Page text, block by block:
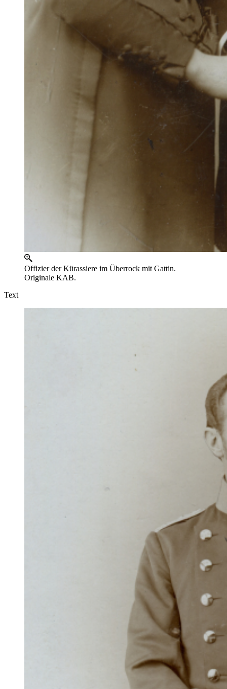
Offizier der Kürassiere im Überrock mit Gattin.
Originale KAB.
Text